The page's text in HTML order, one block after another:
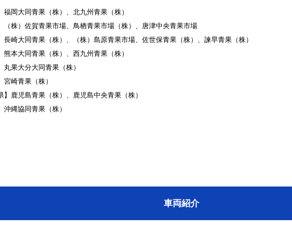
福岡大同青果（株）、北九州青果（株）
（株）佐賀青果市場、鳥栖青果市場（株）、唐津中央青果市場
長崎大同青果（株）、（株）島原青果市場、佐世保青果（株）、諫早青果（株）
熊本大同青果（株）、西九州青果（株）
丸果大分大同青果（株）
宮崎青果（株）
】鹿児島青果（株）、鹿児島中央青果（株）
沖縄協同青果（株）
車両紹介